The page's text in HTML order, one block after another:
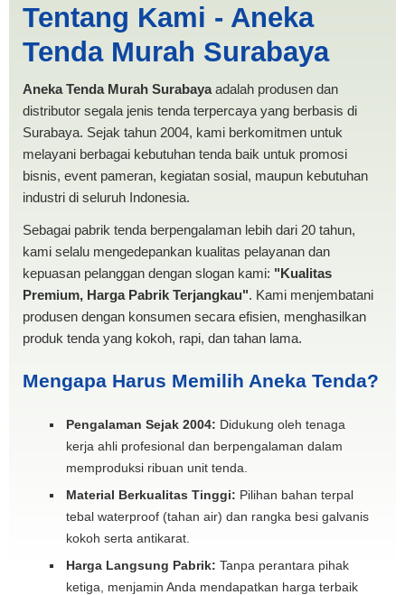
RUMAH Dumai | PRODUKSI
ANEKA TENDA MURAH
Tentang Kami - Aneka
Tenda Murah Surabaya
Aneka Tenda Murah Surabayaadalah produsen dan
distributor segala jenis tenda terpercaya yang berbasis di
Surabaya. Sejak tahun 2004, kami berkomitmen untuk
melayani berbagai kebutuhan tenda baik untuk promosi
bisnis, event pameran, kegiatan sosial, maupun kebutuhan
industri di seluruh Indonesia.
Sebagai pabrik tenda berpengalaman lebih dari 20 tahun,
kami selalu mengedepankan kualitas pelayanan dan
kepuasan pelanggan dengan slogan kami: "Kualitas
Premium, Harga Pabrik Terjangkau". Kami menjembatani
produsen dengan konsumen secara efisien, menghasilkan
produk tenda yang kokoh, rapi, dan tahan lama.
Mengapa Harus Memilih Aneka Tenda?
Pengalaman Sejak 2004: Didukung oleh tenaga
kerja ahli profesional dan berpengalaman dalam
memproduksi ribuan unit tenda.
Material Berkualitas Tinggi: Pilihan bahan terpal
tebal waterproof (tahan air) dan rangka besi galvanis
kokoh serta antikarat.
Harga Langsung Pabrik: Tanpa perantara pihak
ketiga, menjamin Anda mendapatkan harga terbaik